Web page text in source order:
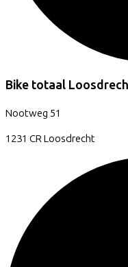
Bike totaal
Nootweg 51
1231 CRLoosdrecht